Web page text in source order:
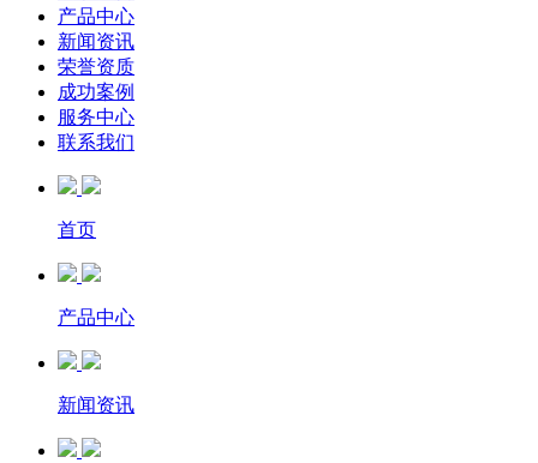
产品中心
新闻资讯
荣誉资质
成功案例
服务中心
联系我们
首页
产品中心
新闻资讯